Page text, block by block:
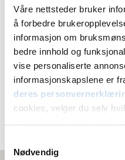
Våre nettsteder bruker
å forbedre
informasjon om
bedre innhold og
vise personaliserte
informasjonskapslene er
deres
cookies, velger du selv
Nødvendig
Volvat
Hamar
Vangsvegen 121
2318 Hamar
62 55 35 50
Melding